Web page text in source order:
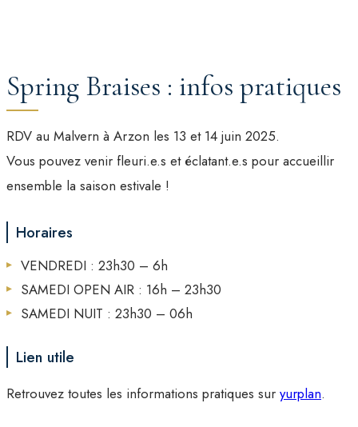
Spring Braises : infos pratiques
RDV au Malvern à Arzon les 13 et 14 juin 2025.
Vous pouvez venir fleuri.e.s et éclatant.e.s pour accueillir
ensemble la saison estivale !
Horaires
VENDREDI : 23h30 – 6h
SAMEDI OPEN AIR : 16h – 23h30
SAMEDI NUIT : 23h30 – 06h
Lien utile
Retrouvez toutes les informations pratiques sur yurplan.